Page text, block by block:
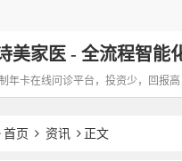
美家医 - 全流程智能
年卡在线问诊平台，投资少，回报
首页 资讯 正文